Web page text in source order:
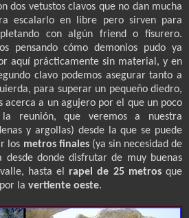
dos vetustos clavos que no dan mucha
escalarlo en libre pero sirven para
con algún friend o fisurero.
pensando cómo demonios pudo ya
aquí prácticamente sin material, y en
clavo podemos asegurar tanto a
para superar un pequeño diedro,
acerca a un agujero por el que un poco
reunión, que veremos a nuestra
y argollas) desde la que se puede
los metros finales(ya sin necesidad de
donde disfrutar de muy buenas
hasta el
rapel de 25 metrosque
la vertiente oeste.